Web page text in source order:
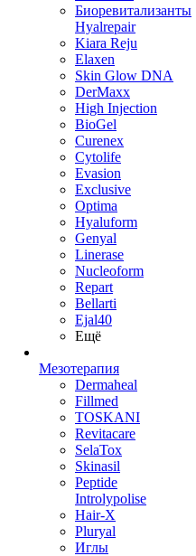
Биоревитализанты
Hyalrepair
Kiara Reju
Elaxen
Skin Glow DNA
DerMaxx
High Injection
BioGel
Curenex
Cytolife
Evasion
Exclusive
Optima
Hyaluform
Genyal
Linerase
Nucleoform
Repart
Bellarti
Ejal40
Ещё
Мезотерапия
Dermaheal
Fillmed
TOSKANI
Revitacare
SelaTox
Skinasil
Peptide
Introlypolise
Hair-X
Pluryal
Иглы